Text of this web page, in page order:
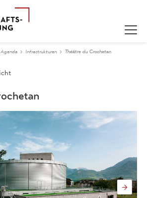
Agenda Infrastrukturen Théâtre du Crochetan